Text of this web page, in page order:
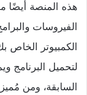
هذه المنصة أيضًا
الفيروسات
الكمبيوتر الخاص
لتحميل البرنامج
السابقة، ومن